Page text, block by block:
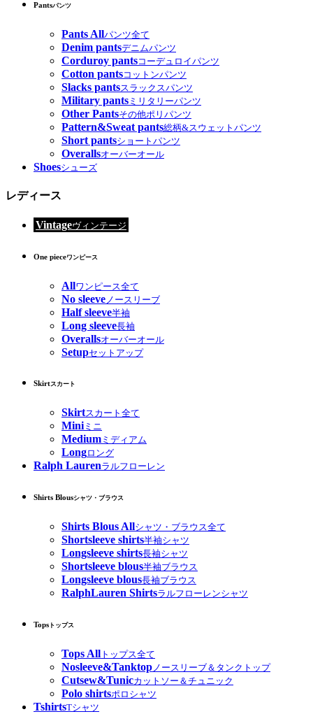
Pantsパンツ
Pants Allパンツ全て
Denim pantsデニムパンツ
Corduroy pantsコーデュロイパンツ
Cotton pantsコットンパンツ
Slacks pantsスラックスパンツ
Military pants ミリタリーパンツ
Other Pantsその他ポリパンツ
Pattern&Sweat pants総柄&スウェットパンツ
Short pantsショートパンツ
Overallsオーバーオール
Shoesシューズ
レディース
Vintageヴィンテージ
One pieceワンピース
Allワンピース全て
No sleeve ノースリーブ
Half sleeve半袖
Long sleeve長袖
Overallsオーバーオール
Setupセットアップ
Skirtスカート
Skirtスカート全て
Miniミニ
Medium ミディアム
Longロング
Ralph Laurenラルフローレン
Shirts Blousシャツ・ブラウス
Shirts Blous Allシャツ・ブラウス全て
Shortsleeve shirts半袖シャツ
Longsleeve shirts長袖シャツ
Shortsleeve blous半袖ブラウス
Longsleeve blous長袖ブラウス
RalphLauren Shirtsラルフローレンシャツ
Tops トップス
Tops All トップス全て
Nosleeve&Tanktopノースリーブ＆タンクトップ
Cutsew&Tunicカットソー＆チュニック
Polo shirtsポロシャツ
TshirtsTシャツ